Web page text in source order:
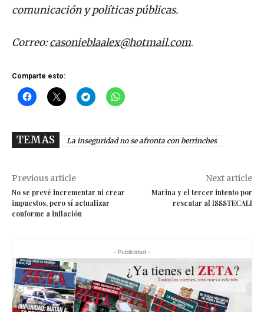
comunicación y políticas públicas.
Correo:casonieblaalex@hotmail.com.
Comparte esto:
TEMAS La inseguridad no se afronta con berrinches
Previous article
No se prevé incrementar ni crear
impuestos, pero sí actualizar
conforme a inflación
Next article
Marina y el tercer intento por
rescatar al ISSSTECALI
- Publicidad -